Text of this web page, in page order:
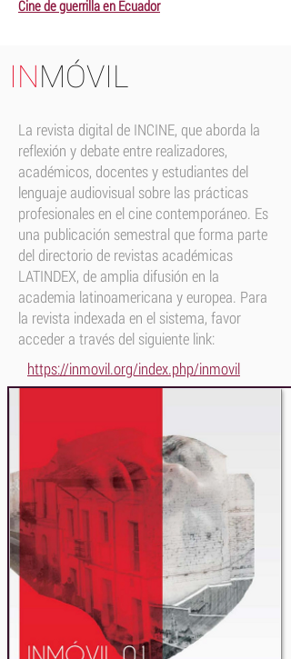
Cine de guerrilla en Ecuador
INMÓVIL
La revista digital de INCINE, que aborda la
reflexión y debate entre realizadores,
académicos, docentes y estudiantes del
lenguaje audiovisual sobre las prácticas
profesionales en el cine contemporáneo. Es
una publicación semestral que forma parte
del directorio de revistas académicas
LATINDEX, de amplia difusión en la
academia latinoamericana y europea. Para
la revista indexada en el sistema, favor
acceder a través del siguiente link:
https://inmovil.org/index.php/inmovil